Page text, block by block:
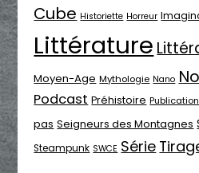
Cube Historiette Horreur
Littérature
Moyen-Age Mythologie Nano
Podcast Préhistoire Publication
pas Seigneurs des Montagnes
Steampunk SWCE Série